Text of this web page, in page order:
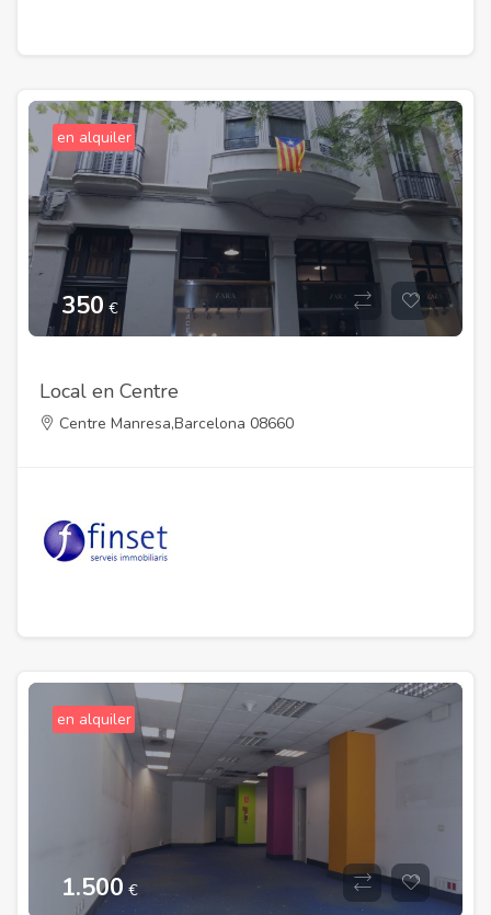
en alquiler
350 €
Local en Centre
Centre Manresa,Barcelona 08660
en alquiler
1.500 €